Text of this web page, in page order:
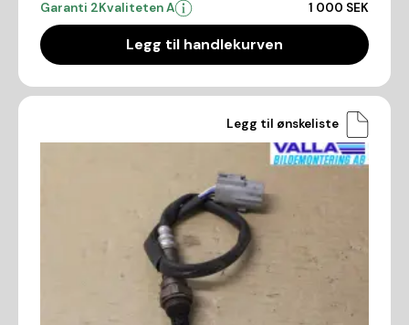
Garanti 2Kvaliteten A 1 000 SEK
Legg til handlekurven
Legg til ønskeliste